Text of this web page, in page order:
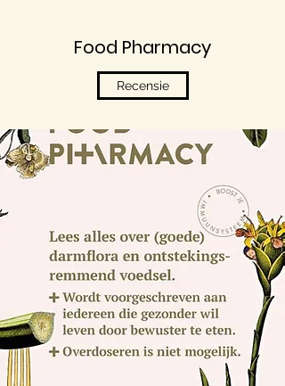
Food Pharmacy
Recensie